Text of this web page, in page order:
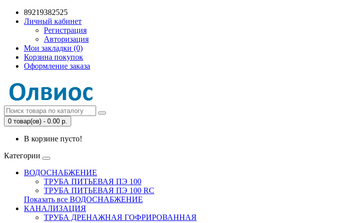
89219382525
Личный кабинет
Регистрация
Авторизация
Мои закладки (0)
Корзина покупок
Оформление заказа
0 товар(ов) - 0.00 р.
В корзине пусто!
Категории
ВОДОСНАБЖЕНИЕ
ТРУБА ПИТЬЕВАЯ ПЭ 100
ТРУБА ПИТЬЕВАЯ ПЭ 100 RC
Показать все ВОДОСНАБЖЕНИЕ
КАНАЛИЗАЦИЯ
ТРУБА ДРЕНАЖНАЯ ГОФРИРОВАННАЯ